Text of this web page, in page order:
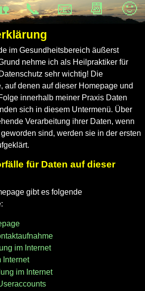
📞 📧 📆 🙂
im Gesundheitsbereich äußerst
nehme ich als Heilpraktiker für
sehr wichtig! Die
auf denen auf dieser Homepage und
innerhalb meiner Praxis Daten
sich in diesem Untermenü. Über
Verarbeitung ihrer Daten, wenn
sind, werden sie in der ersten
für Daten auf dieser
gibt es folgende
im Internet
Internet
im Internet